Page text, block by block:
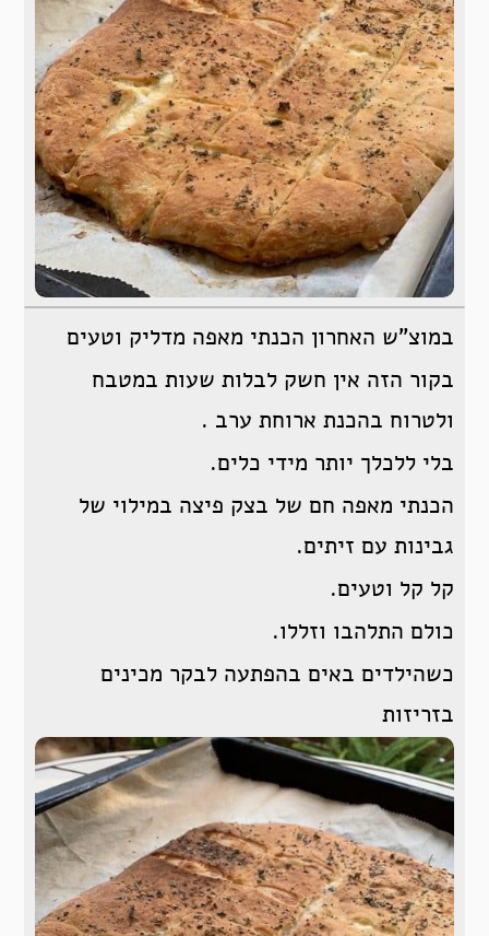
במוצ”ש האחרון הכנתי מאפה מדליק וטעים
בקור הזה אין חשק לבלות שעות במטבח
ולטרוח בהכנת ארוחת ערב .
בלי ללכלך יותר מידי כלים.
הכנתי מאפה חם של בצק פיצה במילוי של
גבינות עם זיתים.
קל קל וטעים.
כולם התלהבו וזללו.
כשהילדים באים בהפתעה לבקר מכינים
בזריזות